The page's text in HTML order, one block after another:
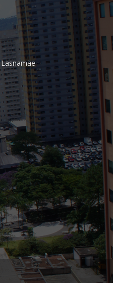
aplicativo AJFans da
escrow e como ela
operações digitais?
essa escolha define a
sua operação